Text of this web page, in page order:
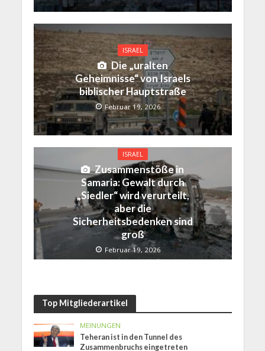
ISRAEL
Die „uralten
Geheimnisse“ von Israels
biblischer Hauptstraße
Februar 19, 2026
ISRAEL
Zusammenstöße in
Samaria: Gewalt durch
„Siedler“ wird verurteilt,
aber die
Sicherheitsbedenken sind
groß
Februar 19, 2026
Top Mitgliederartikel
MEINUNGEN
Teheran ist in den Tunnel des
Zusammenbruchs eingetreten